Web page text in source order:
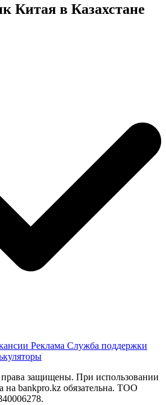
Китая в Казахстане
Реклама Служба поддержки
защищены. При использовании
на bankpro.kz обязательна. ТОО